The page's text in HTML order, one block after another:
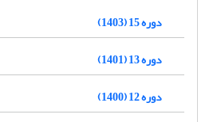
دوره 15 (1403)
دوره 13 (1401)
دوره 12 (1400)